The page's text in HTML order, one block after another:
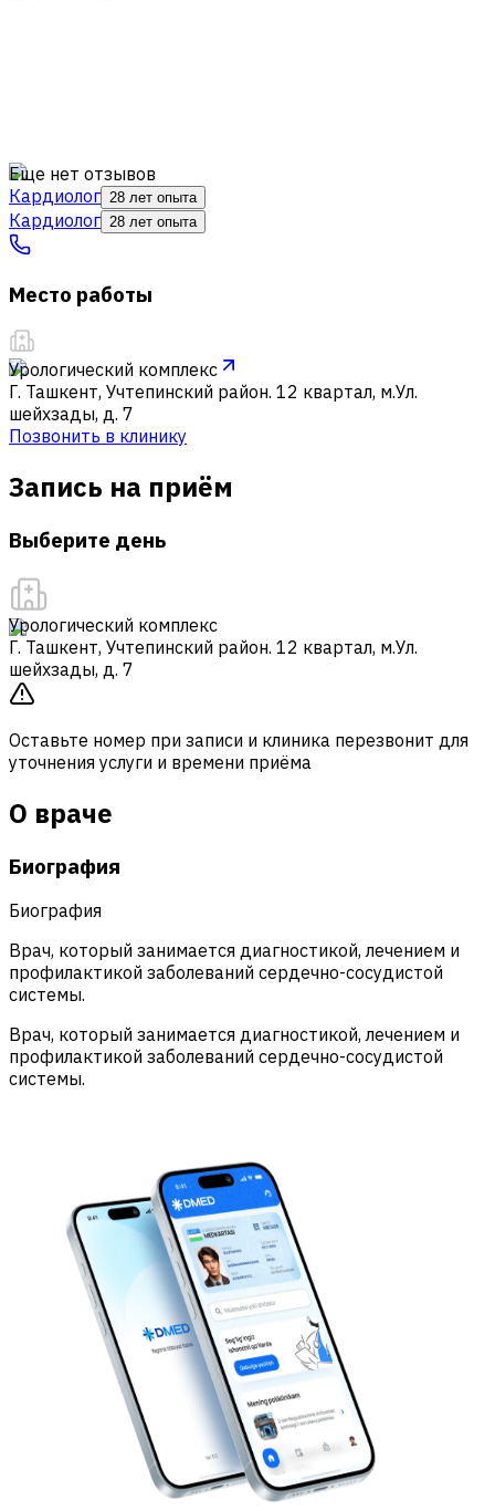
Еще нет отзывов
Кардиолог 28 лет опыта
Кардиолог 28 лет опыта
Место работы
Урологический комплекс
Г. Ташкент, Учтепинский район. 12 квартал, м.Ул.
шейхзады, д. 7
Позвонить в клинику
Запись на приём
Выберите день
Урологический комплекс
Г. Ташкент, Учтепинский район. 12 квартал, м.Ул.
шейхзады, д. 7
Оставьте номер при записи и клиника перезвонит для
уточнения услуги и времени приёма
О враче
Биография
Биография
Врач, который занимается диагностикой, лечением и
профилактикой заболеваний сердечно-сосудистой
системы.
Врач, который занимается диагностикой, лечением и
профилактикой заболеваний сердечно-сосудистой
системы.